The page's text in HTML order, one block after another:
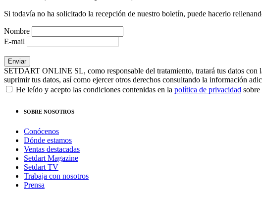
Si todavía no ha solicitado la recepción de nuestro boletín, puede hacerlo
Nombre
E-mail
SETDART ONLINE SL, como responsable del tratamiento, tratará tus datos con
suprimir tus datos, así como ejercer otros derechos consultando la información
He leído y acepto las condiciones contenidas en la política de privacidad
SOBRE NOSOTROS
Conócenos
Dónde estamos
Ventas destacadas
Setdart Magazine
Setdart TV
Trabaja con nosotros
Prensa